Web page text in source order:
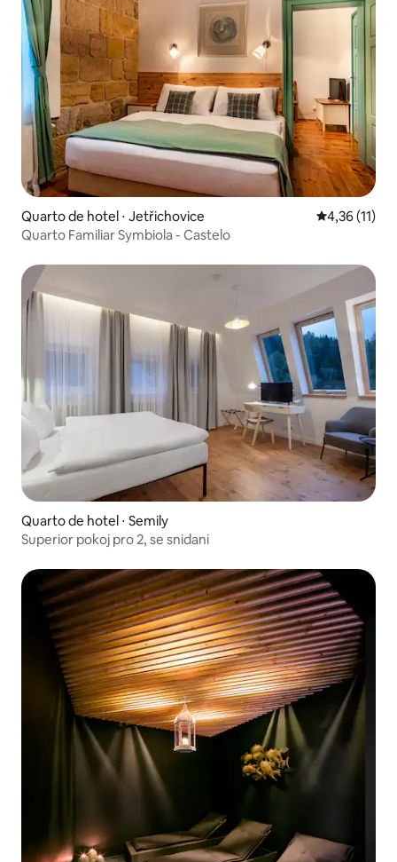
Quarto de hotel ⋅ Jetřichovice 4,36 de uma
4,36 (11)
Quarto Familiar Symbiola - Castelo
Quarto de hotel ⋅ Semily
Superior pokoj pro 2, se snidani